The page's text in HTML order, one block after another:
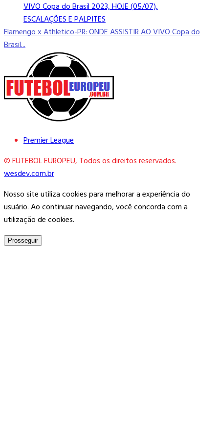
Flamengo x Athletico-PR: ONDE ASSISTIR AO VIVO Copa do
Brasil...
Premier League
© FUTEBOL EUROPEU, Todos os direitos reservados.
wesdev.com.br
Nosso site utiliza cookies para melhorar a experiência do
usuário. Ao continuar navegando, você concorda com a
utilização de cookies.
Prosseguir